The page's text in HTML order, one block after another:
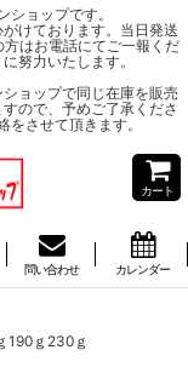
ョップです。
けております。当日発送
はお電話にてご一報くだ
努力いたします。
ョップで同じ在庫を販売
ので、予めご了承くださ
させて頂きます。
カート
問い合わせ カレンダー
190ｇ230ｇ